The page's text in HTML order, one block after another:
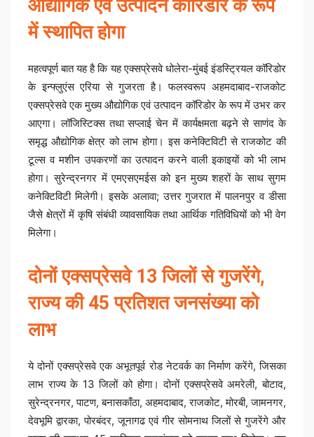
औद्योगिक एवं उत्पादन कॉरिडोर के रूप
में स्थापित होगा
महत्वपूर्ण बात यह है कि यह एक्सप्रेसवे धोलेरा-मुंबई इंडस्ट्रियल कॉरिडोर
के इन्फ्लुएंस एरिया से गुजरता है। फलस्वरूप अहमदाबाद-राजकोट
एक्सप्रेसवे एक मुख्य औद्योगिक एवं उत्पादन कॉरिडोर के रूप में उभर कर
आएगा। लॉजिस्टिक्स तथा सप्लाई चेन में कार्यक्षमता बढ़ने से साणंद के
समृद्ध औद्योगिक क्षेत्र को लाभ होगा। इस कनेक्टिविटी से राजकोट की
टूल्स व मशीन उपकरणों का उत्पादन करने वाली इकाइयों को भी लाभ
होगा। सुरेन्द्रनगर में एमएसएमईस को इन मुख्य शहरों के साथ सुगम
कनेक्टिविटी मिलेगी। इसके अलावा; उत्तर गुजरात में पालनपुर व डीसा
जैसे क्षेत्रों में कृषि संबंधी व्यावसायिक तथा आर्थिक गतिविधियों को भी वेग
मिलेगा।
दोनों एक्सप्रेसवे 13 जिलों से गुजरेंगे,
राज्य की 45 प्रतिशत जनसंख्या को
लाभ
ये दोनों एक्सप्रेसवे एक अभूतपूर्व रोड नेटवर्क का निर्माण करेंगे, जिसका
लाभ राज्य के 13 जिलों को होगा। दोनों एक्सप्रेसवे अमरेली, बोटाद,
सुरेन्द्रनगर, पाटण, बनासकाँठा, अहमदाबाद, राजकोट, मोरबी, जामनगर,
देवभूमि द्वारका, पोरबंदर, जूनागढ एवं गीर सोमनाथ जिलों से गुजरेंगे और